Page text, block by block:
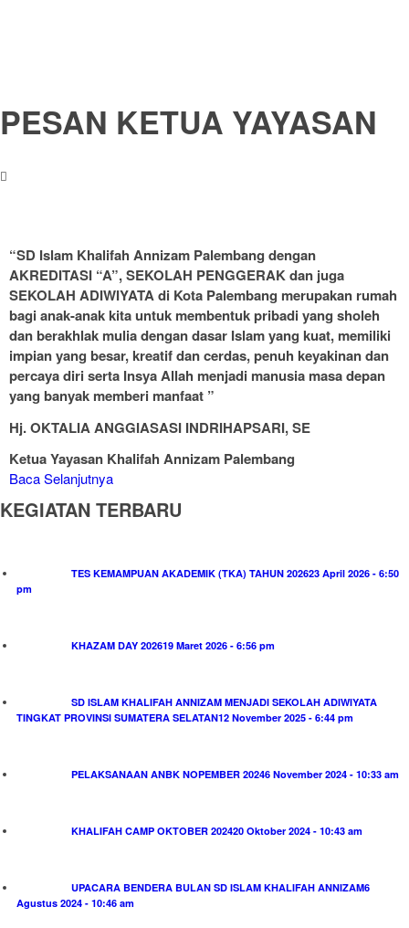
PESAN KETUA YAYASAN
“SD Islam Khalifah Annizam Palembang dengan
AKREDITASI “A”, SEKOLAH PENGGERAK dan juga
SEKOLAH ADIWIYATA di Kota Palembang merupakan rumah
bagi anak-anak kita untuk membentuk pribadi yang sholeh
dan berakhlak mulia dengan dasar Islam yang kuat, memiliki
impian yang besar, kreatif dan cerdas, penuh keyakinan dan
percaya diri serta Insya Allah menjadi manusia masa depan
yang banyak memberi manfaat ”
Hj. OKTALIA ANGGIASASI INDRIHAPSARI, SE
Ketua Yayasan Khalifah Annizam Palembang
Baca Selanjutnya
KEGIATAN TERBARU
TES KEMAMPUAN AKADEMIK (TKA) TAHUN 202623 April 2026 - 6:50
pm
KHAZAM DAY 202619 Maret 2026 - 6:56 pm
SD ISLAM KHALIFAH ANNIZAM MENJADI SEKOLAH ADIWIYATA
TINGKAT PROVINSI SUMATERA SELATAN12 November 2025 - 6:44 pm
PELAKSANAAN ANBK NOPEMBER 20246 November 2024 - 10:33 am
KHALIFAH CAMP OKTOBER 202420 Oktober 2024 - 10:43 am
UPACARA BENDERA BULAN SD ISLAM KHALIFAH ANNIZAM6
Agustus 2024 - 10:46 am